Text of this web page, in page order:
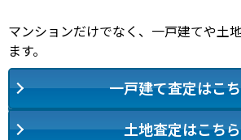
マンションだけでなく、一戸建てや土
ます。
一戸建て査定はこ
土地査定はこちら